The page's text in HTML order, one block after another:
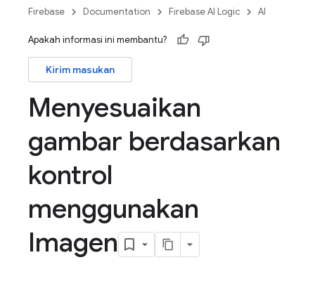
Firebase Documentation Firebase AI Logic AI
Apakah informasi ini membantu?
Kirim masukan
Menyesuaikan
gambar berdasarkan
kontrol
menggunakan
Imagen